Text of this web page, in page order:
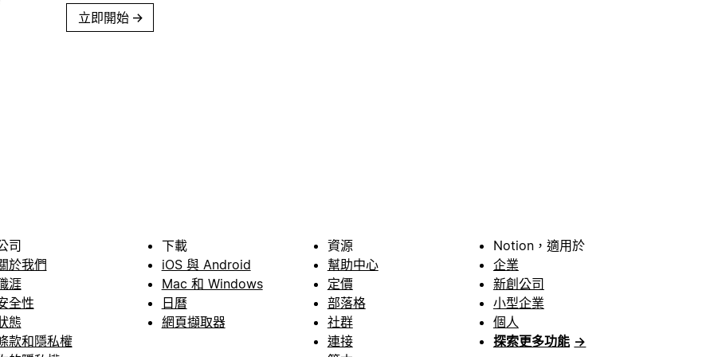
立即開始 →
司
於我們
涯
全性
態
款和隱私權
下載
iOS 與 Android
Mac 和 Windows
日曆
網頁擷取器
資源
幫助中心
定價
部落格
社群
連接
Notion，適用於
企業
新創公司
小型企業
個人
探索更多功能 →